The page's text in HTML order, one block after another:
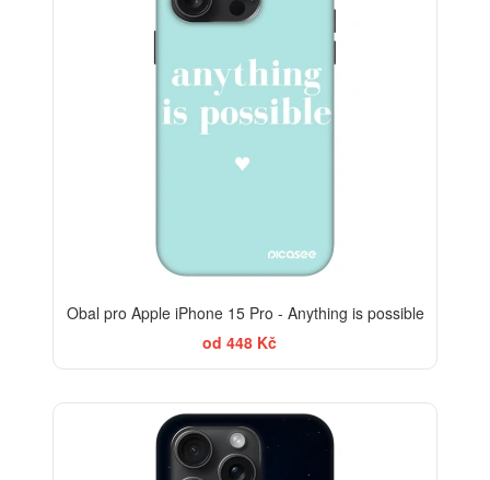
Obal pro Apple iPhone 15 Pro - Anything is possible
od 448 Kč